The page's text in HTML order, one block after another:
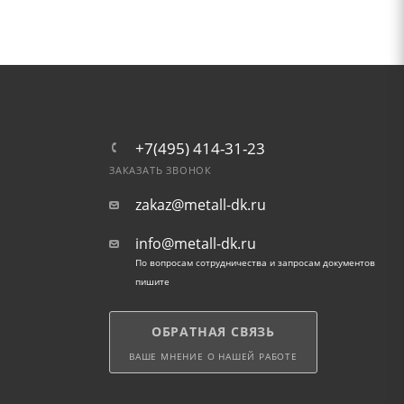
+7(495) 414-31-23
ЗАКАЗАТЬ ЗВОНОК
zakaz@metall-dk.ru
info@metall-dk.ru
По вопросам сотрудничества и запросам документов
пишите
ОБРАТНАЯ СВЯЗЬ
ВАШЕ МНЕНИЕ О НАШЕЙ РАБОТЕ